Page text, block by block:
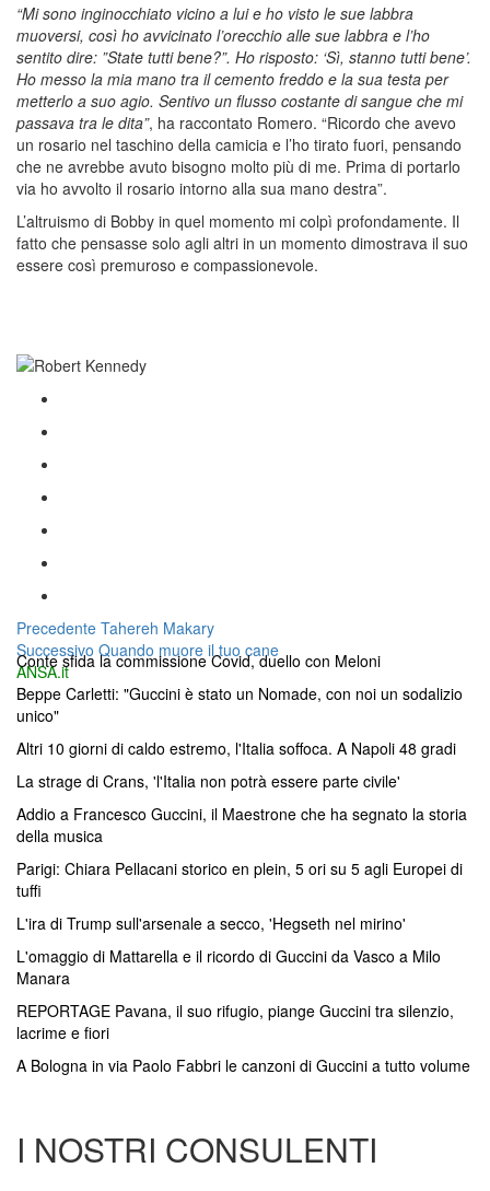
“Mi sono inginocchiato vicino a lui e ho visto le sue labbra
muoversi, così ho avvicinato l’orecchio alle sue labbra e l’ho
sentito dire: ”State tutti bene?”. Ho risposto: ‘Sì, stanno tutti bene’.
Ho messo la mia mano tra il cemento freddo e la sua testa per
metterlo a suo agio. Sentivo un flusso costante di sangue che mi
passava tra le dita”, ha raccontato Romero. “Ricordo che avevo
un rosario nel taschino della camicia e l’ho tirato fuori, pensando
che ne avrebbe avuto bisogno molto più di me. Prima di portarlo
via ho avvolto il rosario intorno alla sua mano destra”.
L’altruismo di Bobby in quel momento mi colpì profondamente. Il
fatto che pensasse solo agli altri in un momento dimostrava il suo
essere così premuroso e compassionevole.
Navigazione
articoli
Precedente Articolo
precedente:
Tahereh Makary
Successivo Articolo
successivo:
Quando muore il tuo cane
ANSA.it
Conte sfida la commissione Covid, duello con Meloni
Beppe Carletti: "Guccini è stato un Nomade, con noi un sodalizio
unico"
Altri 10 giorni di caldo estremo, l'Italia soffoca. A Napoli 48 gradi
La strage di Crans, 'l'Italia non potrà essere parte civile'
Addio a Francesco Guccini, il Maestrone che ha segnato la storia
della musica
Parigi: Chiara Pellacani storico en plein, 5 ori su 5 agli Europei di
tuffi
L'ira di Trump sull'arsenale a secco, 'Hegseth nel mirino'
L'omaggio di Mattarella e il ricordo di Guccini da Vasco a Milo
Manara
REPORTAGE Pavana, il suo rifugio, piange Guccini tra silenzio,
lacrime e fiori
A Bologna in via Paolo Fabbri le canzoni di Guccini a tutto volume
I NOSTRI CONSULENTI